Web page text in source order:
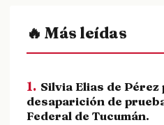
🔥 Más leídas
1. Silvia Elias de
desaparición de
Federal de Tucumán.